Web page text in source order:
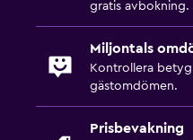
gratis avbokning.
Miljontals
Kontrollera
gästomdömen.
Prisbevakning